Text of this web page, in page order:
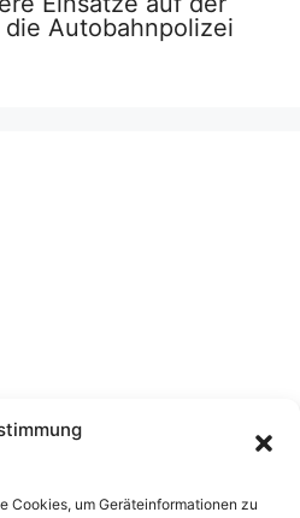
Cookies, um Geräteinformationen zu
Autobahnpolizei